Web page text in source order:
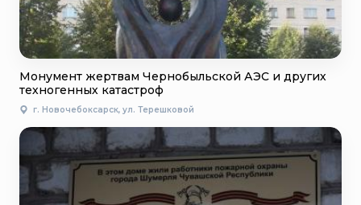
Монумент жертвам Чернобыльской АЭС и других
техногенных катастроф
г. Новочебоксарск, ул. Терешковой